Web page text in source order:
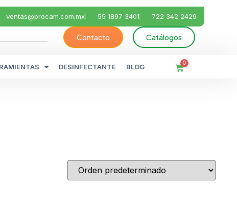
ventas@procam.com.mx 55 1897 3401 722 342 2429
Contacto Catálogos
DESINFECTANTE BLOG 0